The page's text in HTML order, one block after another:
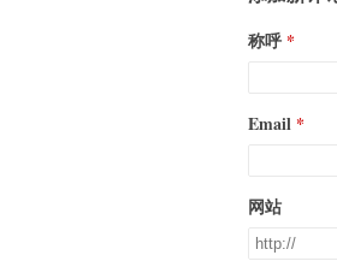
称呼
Email
网站